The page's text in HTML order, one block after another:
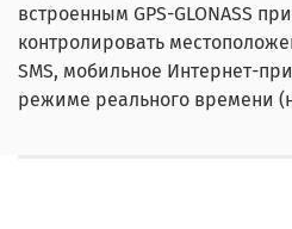
встроенным GPS-GLONASS
контролировать
SMS, мобильное Интернет-
режиме реального времени